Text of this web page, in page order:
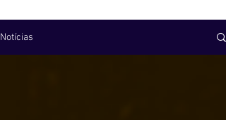
Notícias